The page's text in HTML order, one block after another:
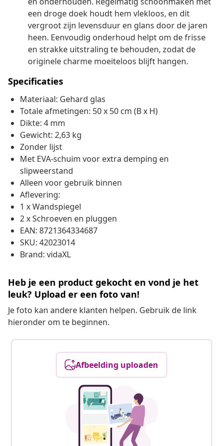
een droge doek houdt hem vlekloos, en dit
vergroot zijn levensduur en glans door de jaren
heen. Eenvoudig onderhoud helpt om de frisse
en strakke uitstraling te behouden, zodat de
originele charme moeiteloos blijft hangen.
Specificaties
Materiaal: Gehard glas
Totale afmetingen: 50 x 50 cm (B x H)
Dikte: 4 mm
Gewicht: 2,63 kg
Zonder lijst
Met EVA-schuim voor extra demping en
slipweerstand
Alleen voor gebruik binnen
Aflevering:
1 x Wandspiegel
2 x Schroeven en pluggen
EAN: 8721364334687
SKU: 42023014
Brand: vidaXL
Heb je een product gekocht en vond je het
leuk? Upload er een foto van!
Je foto kan andere klanten helpen. Gebruik de link
hieronder om te beginnen.
Afbeelding uploaden